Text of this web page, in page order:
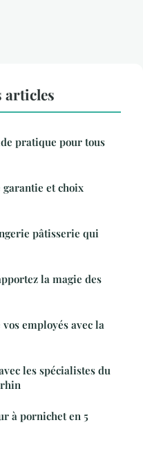
articles
pratique pour tous
garantie et choix
pâtisserie qui
la magie des
employés avec la
les spécialistes du
à pornichet en 5